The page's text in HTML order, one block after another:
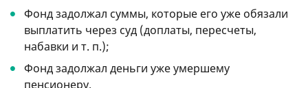
Фонд задолжал суммы, которые его уже обязали
выплатить через суд (доплаты, пересчеты,
набавки и т. п.);
Фонд задолжал деньги уже умершему
пенсионеру.